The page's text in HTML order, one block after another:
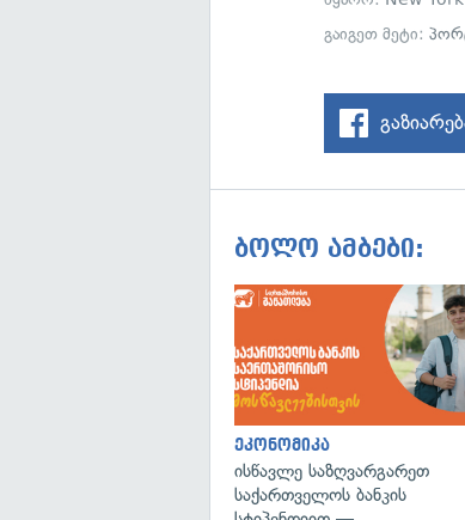
გაიგეთ მეტი:
ბოლო ამბები:
ეკონომიკა
ისწავლე საზღვარგარეთ
საქართველოს ბანკის